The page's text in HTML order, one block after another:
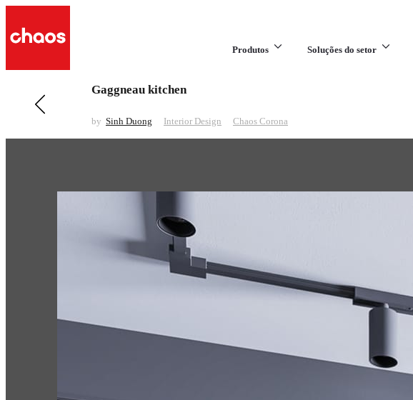
Produtos Soluções do setor
Anterior em Interior Design
Gaggneau kitchen
by Sinh Duong Interior Design Chaos Corona